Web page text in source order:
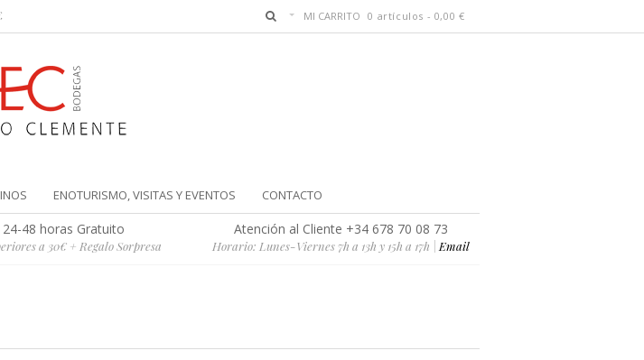
MI CARRITO 0 artículos - 0,00 €
ENOTURISMO, VISITAS Y EVENTOS CONTACTO
24-48 horas Gratuito
a 30€ + Regalo Sorpresa
Atención al Cliente +34 678 70 08 73
Horario: Lunes-Viernes 7h a 13h y 15h a 17h | Email